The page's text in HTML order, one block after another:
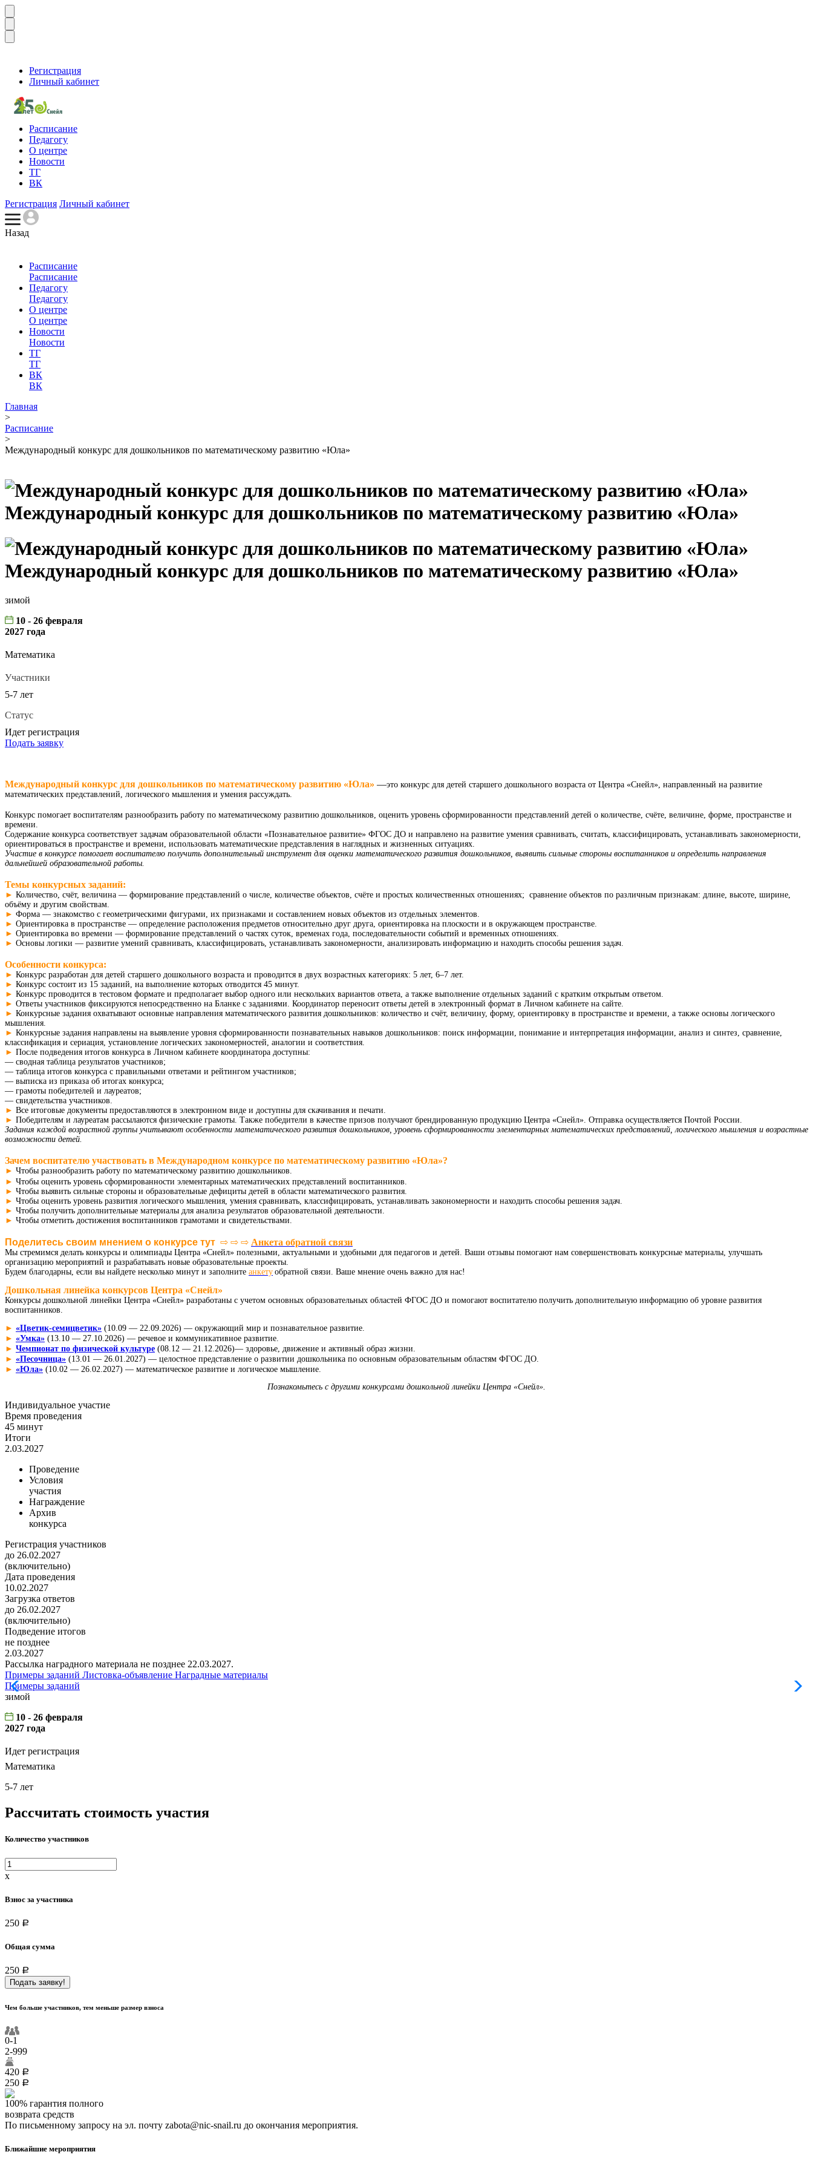
Регистрация
Личный кабинет
Расписание
Педагогу
О центре
Новости
ТГ
ВК
Регистрация Личный кабинет
Назад
Расписание
Расписание
Педагогу
Педагогу
О центре
О центре
Новости
Новости
ТГ
ТГ
ВК
ВК
Главная
>
Расписание
>
Международный конкурс для дошкольников по математическому развитию «Юла»
Международный конкурс для дошкольников по математическому развитию «Юла»
Международный конкурс для дошкольников по математическому развитию «Юла»
зимой
10 - 26 февраля
2027 года
Математика
Участники
5-7 лет
Статус
Идет регистрация
Подать заявку
Международный конкурс для дошкольников по математическому развитию «Юла» —это конкурс для детей старшего дошкольного возраста от Центра «Снейл», направленный на развитие
математических представлений, логического мышления и умения рассуждать.
Конкурс помогает воспитателям разнообразить работу по математическому развитию дошкольников, оценить уровень сформированности представлений детей о количестве, счёте, величине, форме, пространстве и
времени.
Содержание конкурса соответствует задачам образовательной области «Познавательное развитие» ФГОС ДО и направлено на развитие умения сравнивать, считать, классифицировать, устанавливать закономерности,
ориентироваться в пространстве и времени, использовать математические представления в наглядных и жизненных ситуациях.
Участие в конкурсе помогает воспитателю получить дополнительный инструмент для оценки математического развития дошкольников, выявить сильные стороны воспитанников и определить направления
дальнейшей образовательной работы.
Темы конкурсных заданий:
► Количество, счёт, величина — формирование представлений о числе, количестве объектов, счёте и простых количественных отношениях; сравнение объектов по различным признакам: длине, высоте, ширине,
объёму и другим свойствам.
► Форма — знакомство с геометрическими фигурами, их признаками и составлением новых объектов из отдельных элементов.
► Ориентировка в пространстве — определение расположения предметов относительно друг друга, ориентировка на плоскости и в окружающем пространстве.
► Ориентировка во времени — формирование представлений о частях суток, временах года, последовательности событий и временных отношениях.
► Основы логики — развитие умений сравнивать, классифицировать, устанавливать закономерности, анализировать информацию и находить способы решения задач.
Особенности конкурса:
► Конкурс разработан для детей старшего дошкольного возраста и проводится в двух возрастных категориях: 5 лет, 6–7 лет.
► Конкурс состоит из 15 заданий, на выполнение которых отводится 45 минут.
► Конкурс проводится в тестовом формате и предполагает выбор одного или нескольких вариантов ответа, а также выполнение отдельных заданий с кратким открытым ответом.
► Ответы участников фиксируются непосредственно на Бланке с заданиями. Координатор переносит ответы детей в электронный формат в Личном кабинете на сайте.
► Конкурсные задания охватывают основные направления математического развития дошкольников: количество и счёт, величину, форму, ориентировку в пространстве и времени, а также основы логического
мышления.
► Конкурсные задания направлены на выявление уровня сформированности познавательных навыков дошкольников: поиск информации, понимание и интерпретация информации, анализ и синтез, сравнение,
классификация и сериация, установление логических закономерностей, аналогии и соответствия.
► После подведения итогов конкурса в Личном кабинете координатора доступны:
— сводная таблица результатов участников;
— таблица итогов конкурса с правильными ответами и рейтингом участников;
— выписка из приказа об итогах конкурса;
— грамоты победителей и лауреатов;
— свидетельства участников.
► Все итоговые документы предоставляются в электронном виде и доступны для скачивания и печати.
► Победителям и лауреатам рассылаются физические грамоты. Также победители в качестве призов получают брендированную продукцию Центра «Снейл». Отправка осуществляется Почтой России.
Задания каждой возрастной группы учитывают особенности математического развития дошкольников, уровень сформированности элементарных математических представлений, логического мышления и возрастные
возможности детей.
Зачем воспитателю участвовать в Международном конкурсе по математическому развитию «Юла»?
► Чтобы разнообразить работу по математическому развитию дошкольников.
► Чтобы оценить уровень сформированности элементарных математических представлений воспитанников.
► Чтобы выявить сильные стороны и образовательные дефициты детей в области математического развития.
► Чтобы оценить уровень развития логического мышления, умения сравнивать, классифицировать, устанавливать закономерности и находить способы решения задач.
► Чтобы получить дополнительные материалы для анализа результатов образовательной деятельности.
► Чтобы отметить достижения воспитанников грамотами и свидетельствами.
Поделитесь своим мнением о конкурсе тут ⇨ ⇨ ⇨ Анкета обратной связи
Мы стремимся делать конкурсы и олимпиады Центра «Снейл» полезными, актуальными и удобными для педагогов и детей. Ваши отзывы помогают нам совершенствовать конкурсные материалы, улучшать
организацию мероприятий и разрабатывать новые образовательные проекты.
Будем благодарны, если вы найдете несколько минут и заполните анкету обратной связи. Ваше мнение очень важно для нас!
Дошкольная линейка конкурсов Центра «Снейл»
Конкурсы дошкольной линейки Центра «Снейл» разработаны с учетом основных образовательных областей ФГОС ДО и помогают воспитателю получить дополнительную информацию об уровне развития
воспитанников.
► «Цветик-семицветик» (10.09 — 22.09.2026) — окружающий мир и познавательное развитие.
► «Умка» (13.10 — 27.10.2026) — речевое и коммуникативное развитие.
► Чемпионат по физической культуре (08.12 — 21.12.2026)— здоровье, движение и активный образ жизни.
► «Песочница» (13.01 — 26.01.2027) — целостное представление о развитии дошкольника по основным образовательным областям ФГОС ДО.
► «Юла» (10.02 — 26.02.2027) — математическое развитие и логическое мышление.
Познакомьтесь с другими конкурсами дошкольной линейки Центра «Снейл».
Индивидуальное участие
Время проведения
45 минут
Итоги
2.03.2027
Проведение
Условия
участия
Награждение
Архив
конкурса
Регистрация участников
до 26.02.2027
(включительно)
Дата проведения
10.02.2027
Загрузка ответов
до 26.02.2027
(включительно)
Подведение итогов
не позднее
2.03.2027
Рассылка наградного материала не позднее 22.03.2027.
Примеры заданий Листовка-объявление Наградные материалы
Примеры заданий
зимой
10 - 26 февраля
2027 года
Идет регистрация
Математика
5-7 лет
Рассчитать стоимость участия
Количество участников
x
Взнос за участника
250 a
Общая сумма
250 a
Подать заявку!
Чем больше участников, тем меньше размер взноса
0-1
2-999
420 a
250 a
100% гарантия полного
возврата средств
По письменному запросу на эл. почту zabota@nic-snail.ru до окончания мероприятия.
Ближайшие мероприятия